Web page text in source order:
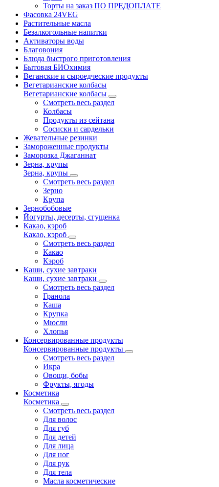
Торты на заказ ПО ПРЕДОПЛАТЕ
Фасовка 24VEG
Растительные масла
Безалкогольные напитки
Активаторы воды
Благовония
Блюда быстрого приготовления
Бытовая БИОхимия
Веганские и сыроедческие продукты
Вегетарианские колбасы
Вегетарианские колбасы
Смотреть весь раздел
Колбасы
Продукты из сейтана
Сосиски и сардельки
Жевательные резинки
Замороженные продукты
Заморозка Джаганнат
Зерна, крупы
Зерна, крупы
Смотреть весь раздел
Зерно
Крупа
Зернобобовые
Йогурты, десерты, сгущенка
Какао, кэроб
Какао, кэроб
Смотреть весь раздел
Какао
Кэроб
Каши, сухие завтраки
Каши, сухие завтраки
Смотреть весь раздел
Гранола
Каша
Крупка
Мюсли
Хлопья
Консервированные продукты
Консервированные продукты
Смотреть весь раздел
Икра
Овощи, бобы
Фрукты, ягоды
Косметика
Косметика
Смотреть весь раздел
Для волос
Для губ
Для детей
Для лица
Для ног
Для рук
Для тела
Масла косметические